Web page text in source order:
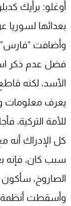
أوغلو: برأيك
بعدائها لسوريا
وأضافت "فارس":
فضل عدم ذكر
الأسد، لكنه
يعرف معلومات
للأمة التركية،
كل الإدراك
سبب كان،
الصاروخ،
وأسقطت